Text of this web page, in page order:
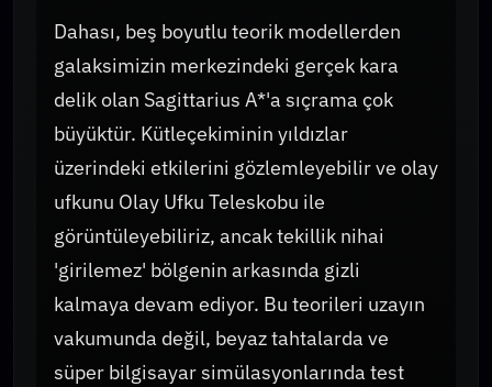
Dahası, beş boyutlu teorik modellerden
galaksimizin merkezindeki gerçek kara
delik olan Sagittarius A*'a sıçrama çok
büyüktür. Kütleçekiminin yıldızlar
üzerindeki etkilerini gözlemleyebilir ve olay
ufkunu Olay Ufku Teleskobu ile
görüntüleyebiliriz, ancak tekillik nihai
'girilemez' bölgenin arkasında gizli
kalmaya devam ediyor. Bu teorileri uzayın
vakumunda değil, beyaz tahtalarda ve
süper bilgisayar simülasyonlarında test